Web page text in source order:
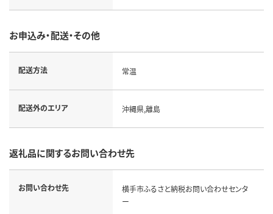
お申込み・配送・その他
配送方法 常温
配送外のエリア 沖縄県,離島
返礼品に関するお問い合わせ先
お問い合わせ先
横手市ふるさと納税お問い合わせセンタ
ー